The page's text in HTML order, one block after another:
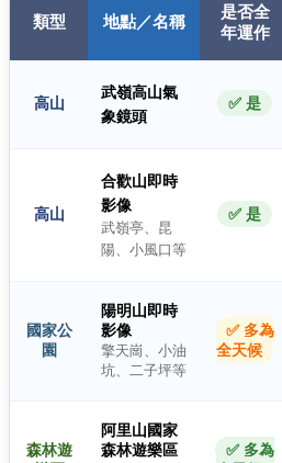
類型 地點／名稱
是否全
年運作
高山
武嶺高山氣
象鏡頭
✅ 是
高山
合歡山即時
影像
武嶺亭、昆
陽、小風口等
✅ 是
國家公
園
陽明山即時
影像
擎天崗、小油
坑、二子坪等
✅ 多為
全天候
森林遊
阿里山國家
森林遊樂區
✅ 多為